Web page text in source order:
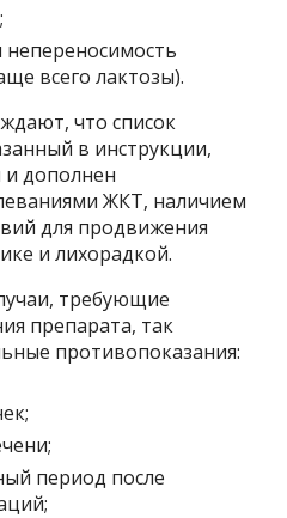
всего лактозы).
что список
в инструкции,
дополнен
ЖКТ, наличием
для продвижения
и лихорадкой.
требующие
препарата, так
противопоказания:
период после